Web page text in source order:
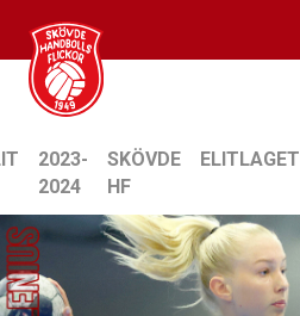
2023-
2024
SKÖVDE
HF
ELITLAGET